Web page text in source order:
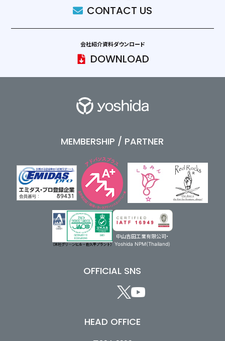
CONTACT US
会社紹介資料ダウンロード
DOWNLOAD
MEMBERSHIP / PARTNER
中山吉田工業有限公司・
Yoshida NPM(Thailand)
OFFICIAL SNS
HEAD OFFICE